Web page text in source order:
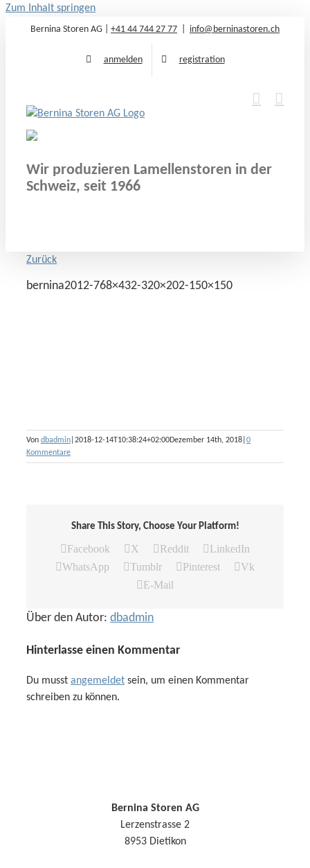
Zum Inhalt springen
Bernina Storen AG | +41 44 744 27 77 info@berninastoren.ch
anmelden registration
Wir produzieren Lamellenstoren in der
Schweiz, seit 1966
Zurück
bernina2012-768×432-320×202-150×150
Von dbadmin 2018-12-14T10:38:24+02:00Dezember 14th, 2018 0
Kommentare
Share This Story, Choose Your Platform!
Facebook X Reddit
LinkedIn
WhatsApp
Tumblr Pinterest
Vk
E-Mail
Über den Autor: dbadmin
Hinterlasse einen Kommentar
Du musst angemeldet sein, um einen Kommentar
schreiben zu können.
Bernina Storen AG
Lerzenstrasse 2
8953 Dietikon